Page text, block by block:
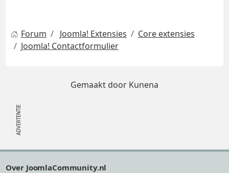
Forum Joomla! Extensies
Core extensies
Joomla! Contactformulier
Gemaakt door Kunena
Over JoomlaCommunity.nl